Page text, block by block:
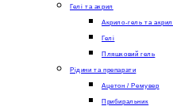
Гелі та акрил
Акрило-гель та акрил
Гелі
Пляшковий гель
Рідини та препарати
Ацетон / Ремувер
Прибиральник